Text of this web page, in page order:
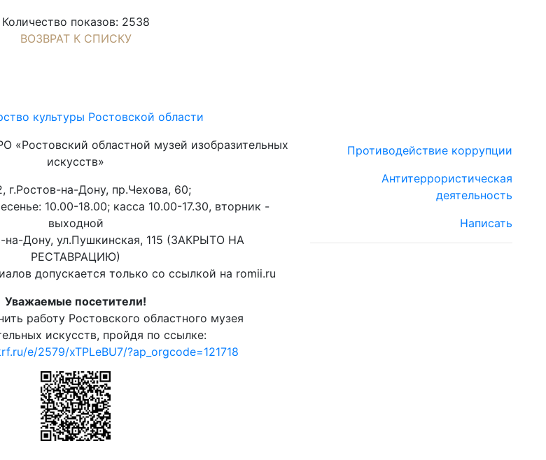
Количество показов: 2538
ВОЗВРАТ К СПИСКУ
культуры Ростовской области
«Ростовский областной музей изобразительных
искусств»
г.Ростов-на-Дону, пр.Чехова, 60;
10.00-18.00; касса 10.00-17.30, вторник -
выходной
на-Дону, ул.Пушкинская, 115 (ЗАКРЫТО НА
РЕСТАВРАЦИЮ)
допускается только со ссылкой на romii.ru
Уважаемые посетители!
работу Ростовского областного музея
искусств, пройдя по ссылке:
e/2579/xTPLeBU7/?ap_orgcode=121718
Противодействие коррупции
Антитеррористическая
деятельность
Написать